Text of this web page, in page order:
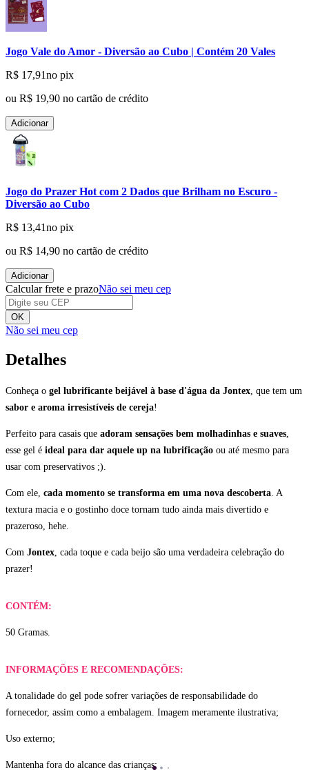
Jogo Vale do Amor - Diversão ao Cubo | Contém 20 Vales
R$ 17,91no pix
ou R$ 19,90 no cartão de crédito
Adicionar
Jogo do Prazer Hot com 2 Dados que Brilham no Escuro -
Diversão ao Cubo
R$ 13,41no pix
ou R$ 14,90 no cartão de crédito
Adicionar
Calcular frete e prazoNão sei meu cep
OK
Não sei meu cep
Detalhes
Conheça o gel lubrificante beijável à base d'água da Jontex, que tem um
sabor e aroma irresistíveis de cereja!
Perfeito para casais que adoram sensações bem molhadinhas e suaves,
esse gel é ideal para dar aquele up na lubrificação ou até mesmo para
usar com preservativos ;).
Com ele, cada momento se transforma em uma nova descoberta. A
textura macia e o gostinho doce tornam tudo ainda mais divertido e
prazeroso, hehe.
Com Jontex, cada toque e cada beijo são uma verdadeira celebração do
prazer!
CONTÉM:
50 Gramas.
INFORMAÇÕES E RECOMENDAÇÕES:
A tonalidade do gel pode sofrer variações de responsabilidade do
fornecedor, assim como a embalagem. Imagem meramente ilustrativa;
Uso externo;
Mantenha fora do alcance das crianças;